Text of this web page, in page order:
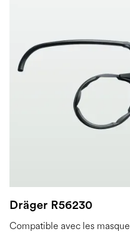
Dräger R56230
Compatible avec les